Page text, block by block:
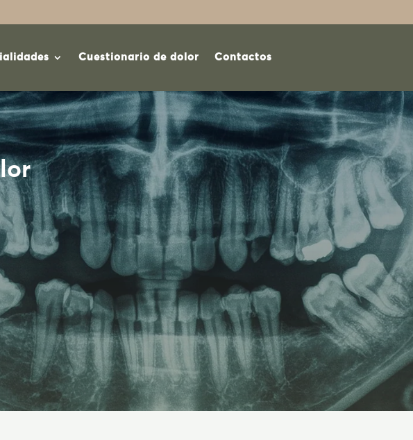
Cuestionario de dolor Contactos